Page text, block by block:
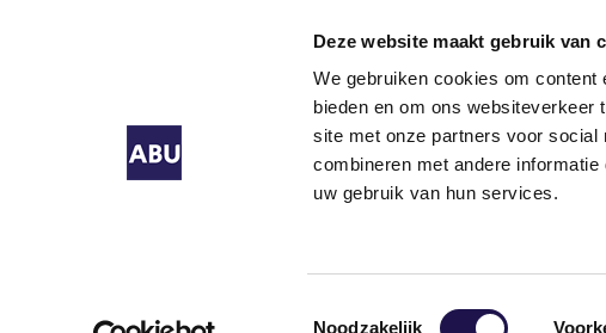
Deze website maakt gebruik van
We gebruiken cookies om
bieden en om ons websiteverkeer
site met onze partners voor social
combineren met andere
uw gebruik van hun services.
Toestemmingsselectie
Noodzakelijk
Pensioen
Algemene Bond